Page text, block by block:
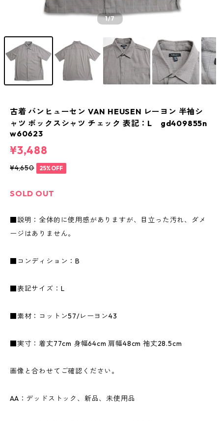
1/7
古着 バンヒューセン VAN HEUSEN レーヨン 半袖シ
ャツ ボックスシャツ チェック 表記：L gd409855n
w60623
¥3,488
¥4,650 25%OFF
SOLD OUT
■説明：全体的に使用感がありますが、目立った汚れ、ダメ
ージはありません。
■コンディション：B
■表記サイズ：L
■素材：コットン57/レーヨン43
■実寸：着丈77cm 身幅64cm 肩幅48cm 袖丈28.5cm
画像と合わせてご確認ください。
AA：デッドストック、新品、未使用品